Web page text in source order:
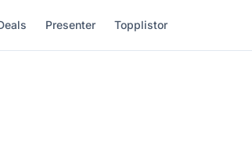
Presenter Topplistor